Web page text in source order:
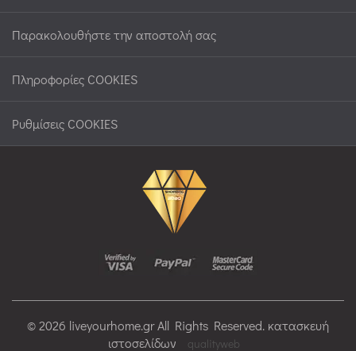
Παρακολουθήστε την αποστολή σας
Πληροφορίες COOKIES
Ρυθμίσεις COOKIES
© 2026 liveyourhome.gr All Rights Reserved. κατασκευή
ιστοσελίδων
qualityweb